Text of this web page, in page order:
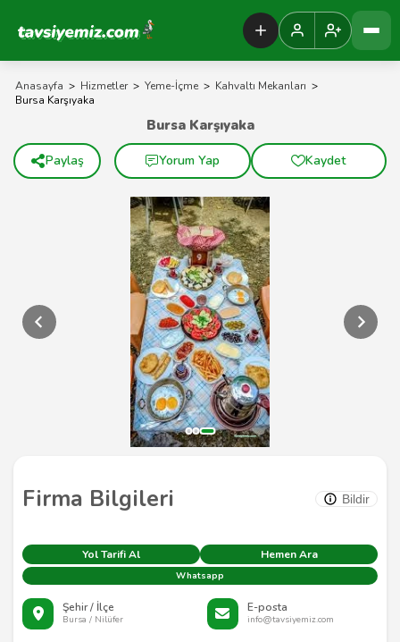
Tavsiyemiz Anasayfa
Anasayfa > Hizmetler > Yeme-İçme > Kahvaltı Mekanları >
Bursa Karşıyaka
Firma Bilgileri Bildir
Yol Tarifi Al Hemen Ara
Whatsapp
Şehir / İlçe
Bursa / Nilüfer
E-posta
info@tavsiyemiz.com
Bursa Karşıyaka
Paylaş Yorum Yap Kaydet